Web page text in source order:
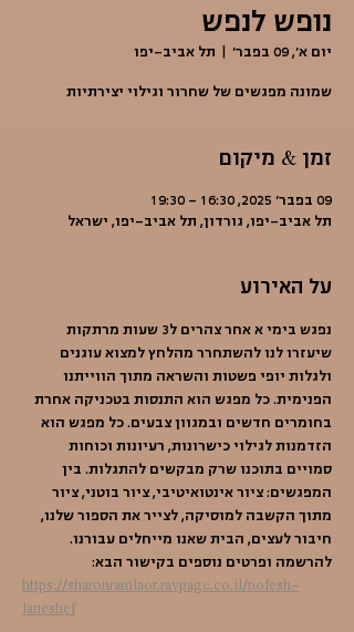
נופש לנפש
יום א׳, 09 בפבר׳ תל אביב-יפו
שמונה מפגשים של שחרור וגילוי יצירתיות
זמן & מיקום
09 בפבר׳ 2025, 16:30 – 19:30
תל אביב-יפו, גורדון, תל אביב-יפו, ישראל
על האירוע
נפגש בימי א אחר צהרים ל3 שעות מרתקות
שיעזרו לנו להשתחרר מהלחץ למצוא עוגנים
ולגלות יופי פשטות והשראה מתוך הווייתנו
הפנימית. כל מפגש הוא התנסות בטכניקה אחרת
בחומרים חדשים ובמגוון צבעים. כל מפגש הוא
הזדמנות לגילוי כישרונות, רעיונות וכוחות
סמויים בתוכנו שרק מבקשים להתגלות. בין
המפגשים: ציור אינטואיטיבי, ציור בוטני, ציור
מתוך הקשבה למוסיקה, לצייר את הספור שלנו,
חיבור לעצים, הבית שאנו מייחלים עבורנו.
להרשמה ופרטים נוספים בקישור הבא:
https://sharonramlaor.ravpage.co.il/nofesh-
laneshef